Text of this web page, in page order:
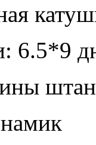
6.5*9